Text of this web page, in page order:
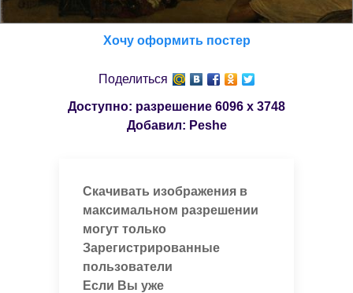
Хочу оформить постер
Поделиться
Доступно: разрешение 6096 x 3748
Добавил: Peshe
Скачивать изображения в
максимальном разрешении
могут только
Зарегистрированные
пользователи
Если Вы уже